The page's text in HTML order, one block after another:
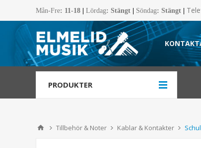
Mån-Fre: 11-18 Lördag: Stängt Söndag: Stängt
PRODUKTER
Tillbehör & Noter Kablar & Kontakter